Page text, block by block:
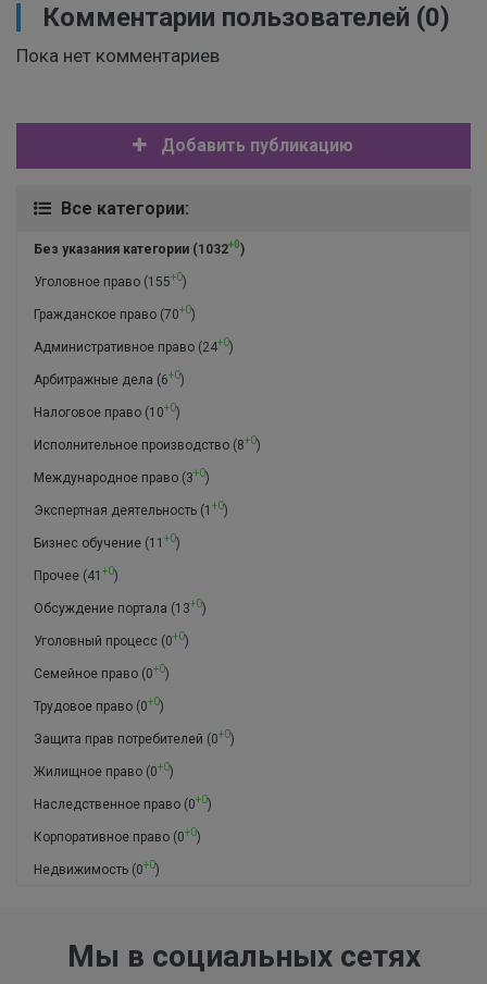
Комментарии пользователей (0)
Пока нет комментариев
Добавить публикацию
Все категории:
Без указания категории (1032+0)
Уголовное право (155+0)
Гражданское право (70+0)
Административное право (24+0)
Арбитражные дела (6+0)
Налоговое право (10+0)
Исполнительное производство (8+0)
Международное право (3+0)
Экспертная деятельность (1 +0)
Бизнес обучение (11 +0)
Прочее (41 +0)
Обсуждение портала (13+0)
Уголовный процесс (0+0)
Семейное право (0+0)
Трудовое право (0+0)
Защита прав потребителей (0+0)
Жилищное право (0+0)
Наследственное право (0+0)
Корпоративное право (0+0)
Недвижимость (0+0)
Мы в социальных сетях